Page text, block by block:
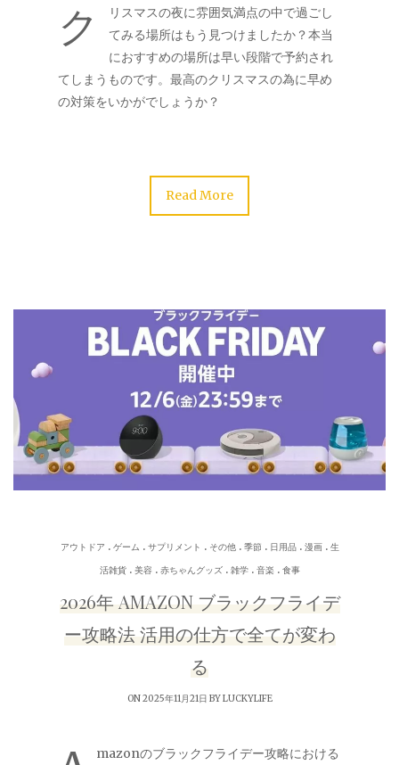
ク
リスマスの夜に雰囲気満点の中で過ごし
てみる場所はもう見つけましたか？本当
におすすめの場所は早い段階で予約され
てしまうものです。最高のクリスマスの為に早め
の対策をいかがでしょうか？
Read More
アウトドア . ゲーム . サプリメント . その他. 季節 . 日用品. 漫画. 生
活雑貨. 美容 . 赤ちゃんグッズ. 雑学. 音楽. 食事
2026年 AMAZON ブラックフライデ
ー攻略法 活用の仕方で全てが変わ
る
ON 2025年11月21日 BYLUCKYLIFE
mazonのブラックフライデー攻略における